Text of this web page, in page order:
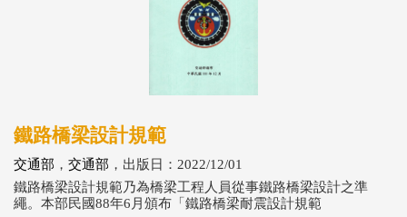
鐵路橋梁設計規範
交通部 ， 交通部 ，出版日：2022/12/01
鐵路橋梁設計規範乃為橋梁工程人員從事鐵路橋梁設計之準
繩。本部民國88年6月頒布「鐵路橋梁耐震設計規範